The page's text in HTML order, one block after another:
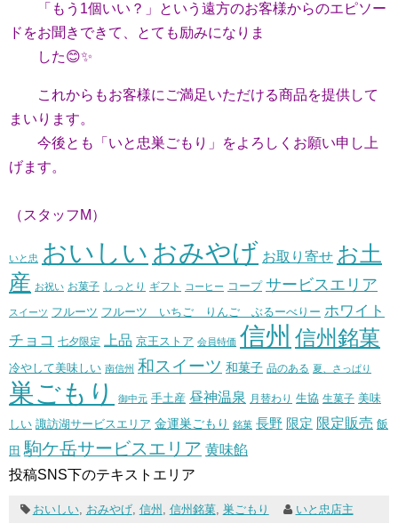
「もう1個いい？」という遠方のお客様からのエピソー
ドをお聞きできて、とても励みになりま
した😊✨
これからもお客様にご満足いただける商品を提供して
まいります。
今後とも「いと忠巣ごもり」をよろしくお願い申し上
げます。
（スタッフM）
いと忠 おいしい おみやげ お取り寄せ お土
産 お祝い お菓子 しっとり ギフト コーヒー コープ サービスエリア
スイーツ フルーツ フルーツ いちご りんご ぶるーべりー ホワイト
チョコ 七夕限定 上品 京王ストア 会員特価 信州 信州銘菓
冷やして美味しい 南信州 和スイーツ 和菓子 品のある 夏、さっぱり
巣ごもり 御中元 手土産 昼神温泉 月替わり 生協 生菓子 美味
しい 諏訪湖サービスエリア 金運巣ごもり 銘菓 長野 限定 限定販売 飯
田 駒ケ岳サービスエリア 黄味餡
投稿SNS下のテキストエリア
おいしい, おみやげ, 信州 , 信州銘菓, 巣ごもり いと忠店主